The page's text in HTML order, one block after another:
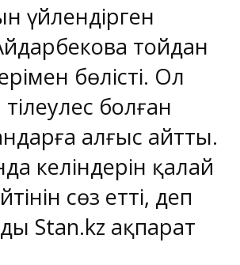
үйлендірген
тойдан
бөлісті. Ол
болған
алғыс айтты.
келіндерін қалай
сөз етті, деп
Stan.kz ақпарат